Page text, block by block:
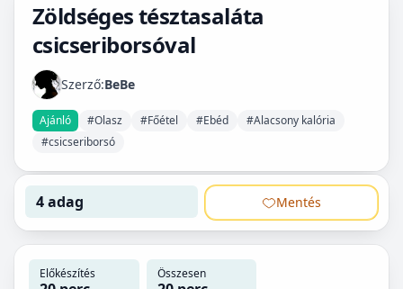
Zöldséges tésztasaláta
csicseriborsóval
Szerző:BeBe
Ajánló #Olasz #Főétel #Ebéd
#Alacsony kalória
#csicseriborsó
4 adag Mentés
Előkészítés Összesen